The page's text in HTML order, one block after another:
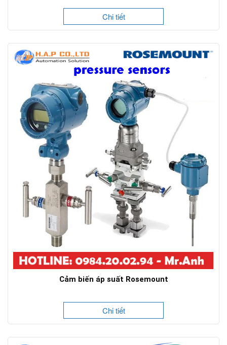
Chi tiết
Cảm biến áp suất Rosemount
Chi tiết